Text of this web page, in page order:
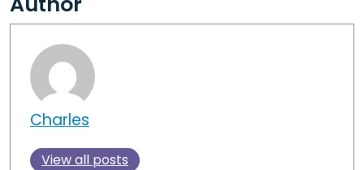
View all posts
ARCHIVES